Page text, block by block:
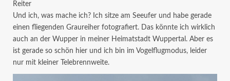
Reiter
Und ich, was mache ich? Ich sitze am Seeufer und habe gerade
einen fliegenden Graureiher fotografiert. Das könnte ich wirklich
auch an der Wupper in meiner Heimatstadt Wuppertal. Aber es
ist gerade so schön hier und ich bin im Vogelflugmodus, leider
nur mit kleiner Telebrennweite.